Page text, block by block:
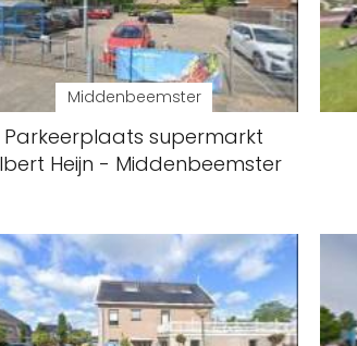
Middenbeemster
Parkeerplaats supermarkt
Heijn - Middenbeemster